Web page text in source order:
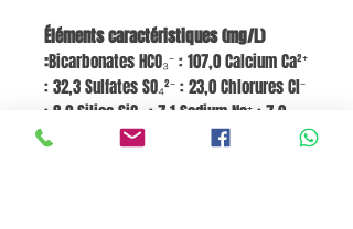
Éléments caractéristiques (mg/L)
:Bicarbonates HCO₃⁻ : 107,0 Calcium Ca²⁺
: 32,3 Sulfates SO₄²⁻ : 23,0 Chlorures Cl⁻
: 8,2 Silice SiO₂ : 7,1 Sodium Na⁺ : 7,0
Magnésium Mg²⁺ : 6,7 Nitrates NO₃⁻ :